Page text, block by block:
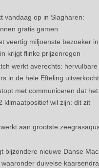
vandaag op in Slagharen:
gratis gamen
veertig miljoenste bezoeker
krijgt flinke prijzenregen
werkt averechts: hervulbare
in de hele Efteling uitverkocht
met communiceren dat het
klimaatpositief wil zijn: dit zit
aan grootste
bijzondere nieuwe Danse
duivelse